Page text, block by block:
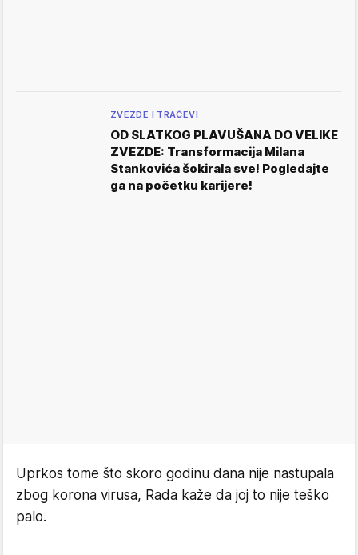
ZVEZDE I TRAČEVI
OD SLATKOG PLAVUŠANA DO VELIKE
ZVEZDE: Transformacija Milana
Stankovića šokirala sve! Pogledajte
ga na početku karijere!
Uprkos tome što skoro godinu dana nije nastupala
zbog korona virusa, Rada kaže da joj to nije teško
palo.